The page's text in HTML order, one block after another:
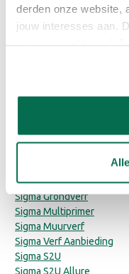
derden onze website,
jouw interesses aan.
kleurenwaaiers. Zo vind
Sigma
Sigma Facade
Sigma Grondverf
Sigma Multiprimer
Sigma Muurverf
Sigma Verf Aanbieding
Sigma S2U
Sigma S2U Allure